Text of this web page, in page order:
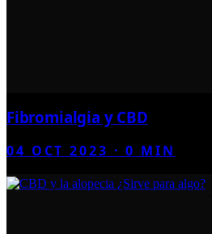
Fibromialgia y CBD
04 OCT 2023 ·0 MIN